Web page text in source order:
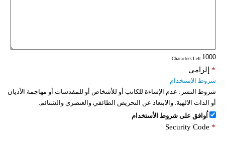
: Characters Left
إلزامي *
شروط الاستخدام
شروط النشر: عدم الإساءة للكاتب أو للأشخاص أو للمقدسات أو مهاجمة الأديان
أو الذات الالهية. والابتعاد عن التحريض الطائفي والعنصري والشتائم.
اُوافق على شروط الأستخدام
Security Code *